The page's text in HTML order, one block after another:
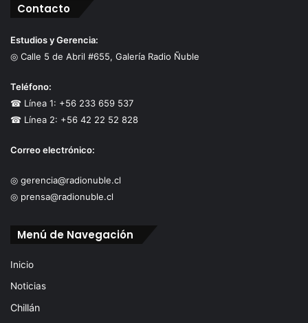
Contacto
Estudios y Gerencia:
◎ Calle 5 de Abril #655, Galería Radio Ñuble
Teléfono:
☎ Línea 1: +56 233 659 537
☎ Línea 2: +56 42 22 52 828
Correo electrónico:
◎ gerencia@radionuble.cl
◎ prensa@radionuble.cl
Menú de Navegación
Inicio
Noticias
Chillán